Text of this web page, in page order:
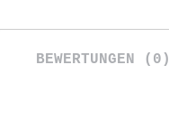
BEWERTUNGEN (0)